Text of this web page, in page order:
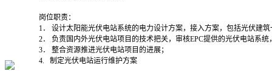
岗位职责：
1． 设计太阳能光伏电站系统的电力设计方案，接入方案，包括光伏建
2． 负责国内外光伏电站项目的技术把关，审核EPC提供的光伏电站系
3． 整合资源推进光伏电站项目的进展；
4. 制定光伏电站运行维护方案